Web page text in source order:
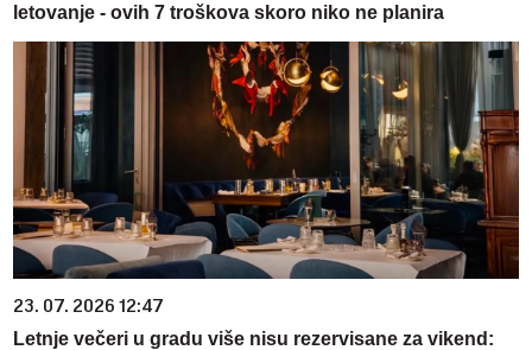
letovanje - ovih 7 troškova skoro niko ne planira
23. 07. 2026 12:47
Letnje večeri u gradu više nisu rezervisane za vikend: